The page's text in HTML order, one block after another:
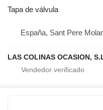
Tapa de válvula
España, Sant Pere
LAS COLINAS OCASION,